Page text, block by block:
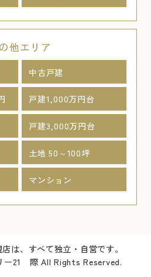
他エリア
中古戸建
戸建1,000万円台
戸建3,000万円台
土地 50～100坪
マンション
は、すべて独立・自営です。
ー21 際 All Rights Reserved.